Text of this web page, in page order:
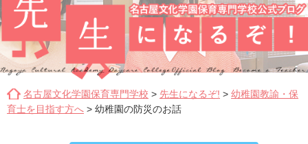
名古屋文化学園保育専門学校 > 先生になるぞ! > 幼稚園教諭・保
育士を目指す方へ > 幼稚園の防災のお話